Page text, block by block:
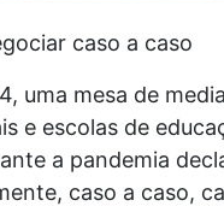
caso a caso
uma mesa de
e escolas de
a pandemia
caso a caso,